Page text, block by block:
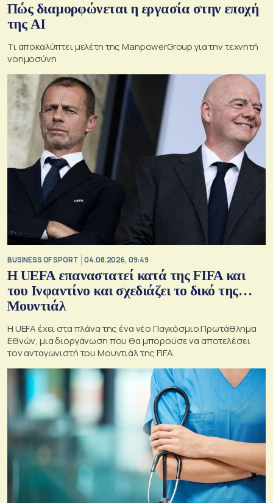
Πώς διαμορφώνεται η εργασία στην εποχή
της AI
Τι αποκαλύπτει μελέτη της ManpowerGroup για την τεχνητή
νοημοσύνη
BUSINESS OF SPORT 04.08.2026, 09:49
Η UEFA επαναστατεί κατά της FIFA και
του Ινφαντίνο και σχεδιάζει το δικό της…
Μουντιάλ
Η UEFA έχει στα πλάνα της ένα νέο Παγκόσμιο Πρωτάθλημα
Εθνών, μια διοργάνωση που θα μπορούσε να αποτελέσει
τον ανταγωνιστή του Μουντιάλ της FIFA.